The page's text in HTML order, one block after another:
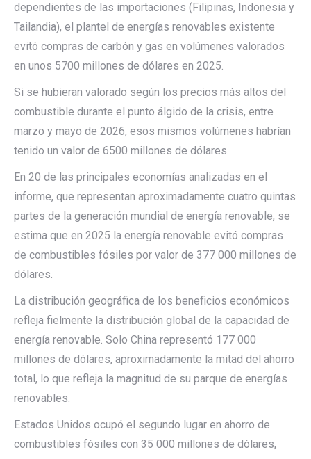
dependientes de las importaciones (Filipinas, Indonesia y
Tailandia), el plantel de energías renovables existente
evitó compras de carbón y gas en volúmenes valorados
en unos 5700 millones de dólares en 2025.
Si se hubieran valorado según los precios más altos del
combustible durante el punto álgido de la crisis, entre
marzo y mayo de 2026, esos mismos volúmenes habrían
tenido un valor de 6500 millones de dólares.
En 20 de las principales economías analizadas en el
informe, que representan aproximadamente cuatro quintas
partes de la generación mundial de energía renovable, se
estima que en 2025 la energía renovable evitó compras
de combustibles fósiles por valor de 377 000 millones de
dólares.
La distribución geográfica de los beneficios económicos
refleja fielmente la distribución global de la capacidad de
energía renovable. Solo China representó 177 000
millones de dólares, aproximadamente la mitad del ahorro
total, lo que refleja la magnitud de su parque de energías
renovables.
Estados Unidos ocupó el segundo lugar en ahorro de
combustibles fósiles con 35 000 millones de dólares,